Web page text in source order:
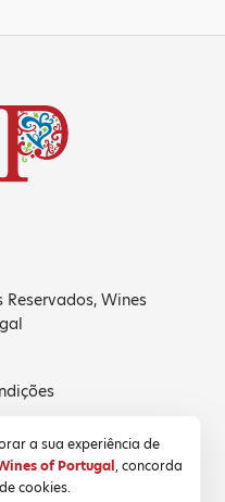
a sua experiência de
of Portugal, concorda
cookies.
Wines